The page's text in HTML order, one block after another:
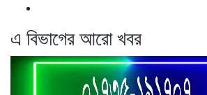
এ বিভাগের আরো খবর